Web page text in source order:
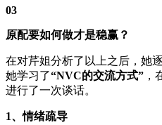
03
原配要如何做才是稳赢？
在对芹姐分析了以上之后，她
她学习了“NVC的交流方式” ，
进行了一次谈话。
1、情绪疏导